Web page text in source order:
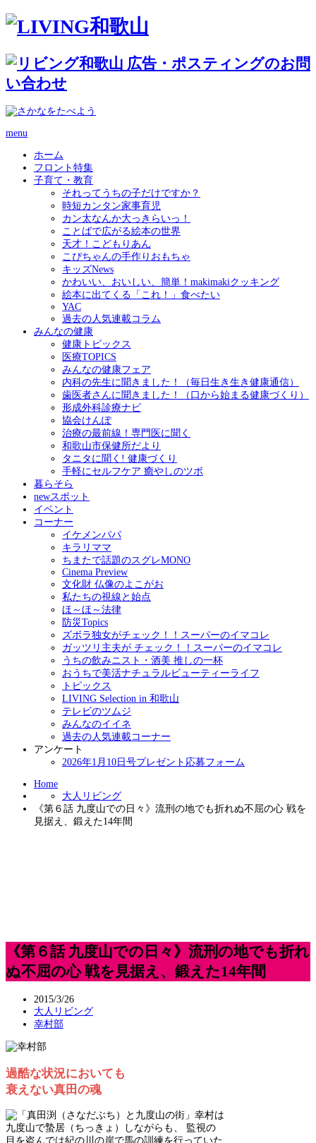
menu
ホーム
フロント特集
子育て・教育
それってうちの子だけですか？
時短カンタン家事育児
カン太なんか大っきらいっ！
ことばで広がる絵本の世界
天才！こどもりあん
こぴちゃんの手作りおもちゃ
キッズNews
かわいい、おいしい、簡単！makimakiクッキング
絵本に出てくる「これ！」食べたい
YAC
過去の人気連載コラム
みんなの健康
健康トピックス
医療TOPICS
みんなの健康フェア
内科の先生に聞きました！（毎日生き生き健康通信）
歯医者さんに聞きました！（口から始まる健康づくり）
形成外科診療ナビ
協会けんぽ
治療の最前線！専門医に聞く
和歌山市保健所だより
タニタに聞く! 健康づくり
手軽にセルフケア 癒やしのツボ
暮らそら
newスポット
イベント
コーナー
イケメンパパ
キラリママ
ちまたで話題のスグレMONO
Cinema Preview
文化財 仏像のよこがお
私たちの視線と始点
ほ～ほ～法律
防災Topics
ズボラ独女がチェック！！スーパーのイマコレ
ガッツリ主夫が チェック！！スーパーのイマコレ
うちの飲みニスト・酒美 推しの一杯
おうちで美活ナチュラルビューティーライフ
トピックス
LIVING Selection in 和歌山
テレビのツムジ
みんなのイイネ
過去の人気連載コーナー
アンケート
2026年1月10日号プレゼント応募フォーム
Home
大人リビング
《第６話 九度山での日々》流刑の地でも折れぬ不屈の心 戦を
見据え、鍛えた14年間
《第６話 九度山での日々》流刑の地でも折れ
ぬ不屈の心 戦を見据え、鍛えた14年間
2015/3/26
大人リビング
幸村部
過酷な状況においても
衰えない真田の魂